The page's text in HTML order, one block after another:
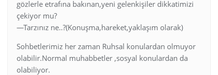
gözlerle etrafına bakınan,yeni gelenkişiler dikkatimizi
çekiyor mu?
—Tarzınız ne..?(Konuşma,hareket,yaklaşım olarak)
Sohbetlerimiz her zaman Ruhsal konulardan olmuyor
olabilir.Normal muhabbetler ,sosyal konulardan da
olabiliyor.